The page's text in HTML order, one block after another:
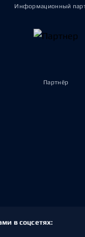
Информационный
Партнёр
в соцсетях: